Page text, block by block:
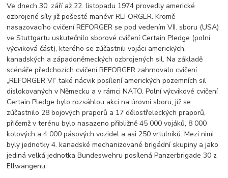
Ve dnech 30. září až 22. listopadu 1974 provedly americké
ozbrojené síly již pošesté manévr REFORGER. Kromě
nasazovacího cvičení REFORGER se pod vedením VII. sboru (USA)
ve Stuttgartu uskutečnilo sborové cvičení Certain Pledge (polní
výcviková část), kterého se zúčastnili vojáci amerických,
kanadských a západoněmeckých ozbrojených sil. Na základě
scénáře předchozích cvičení REFORGER zahrnovalo cvičení
„REFORGER VI“ také nácvik posílení amerických pozemních sil
dislokovaných v Německu a v rámci NATO. Polní výcvikové cvičení
Certain Pledge bylo rozsáhlou akcí na úrovni sboru, jíž se
zúčastnilo 28 bojových praporů a 17 dělostřeleckých praporů,
přičemž v terénu bylo nasazeno přibližně 45 000 vojáků, 8 000
kolových a 4 000 pásových vozidel a asi 250 vrtulníků. Mezi nimi
byly jednotky 4. kanadské mechanizované brigádní skupiny a jako
jediná velká jednotka Bundeswehru posílená Panzerbrigade 30 z
Ellwangenu.